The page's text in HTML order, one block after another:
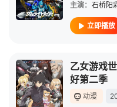
主演： 石桥阳
立即播放
乙女游戏
好第二季
动漫